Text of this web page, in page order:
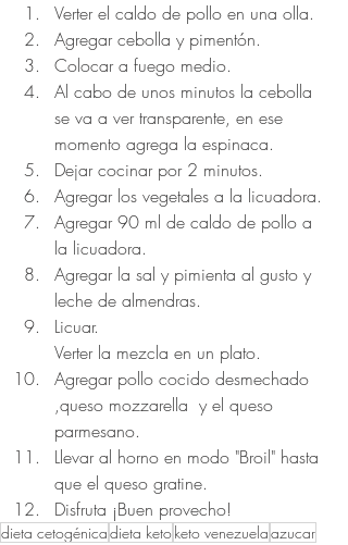
Verter el caldo de pollo en una olla.
Agregar cebolla y pimentón.
Colocar a fuego medio.
Al cabo de unos minutos la cebolla
se va a ver transparente, en ese
momento agrega la espinaca.
Dejar cocinar por 2 minutos.
Agregar los vegetales a la licuadora.
Agregar 90 ml de caldo de pollo a
la licuadora.
Agregar la sal y pimienta al gusto y
leche de almendras.
Licuar.
Verter la mezcla en un plato.
Agregar pollo cocido desmechado
,queso mozzarella  y el queso
parmesano.
Llevar al horno en modo "Broil" hasta
que el queso gratine.
Disfruta ¡Buen provecho!
dieta cetogénicadieta ketoketo venezuelaazucar